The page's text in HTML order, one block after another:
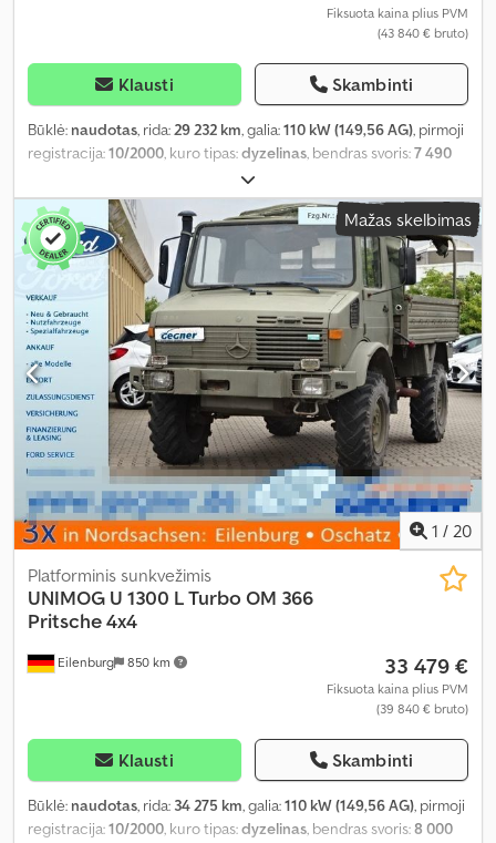
Fiksuota kaina plius PVM
(43 840 € bruto)
Klausti Skambinti
Būklė: naudotas, rida:29 232 km, galia:110 kW (149,56 AG), pirmoji
registracija:10/2000, kuro tipas:dyzelinas, bendras svoris:7 490
mechaninis
sėdimų vietų skaičius:3, Gamybos metai:2000, Įranga:visų
varančiųjų ratų pavara, Mažas skelbimas
1 / 20
Eilenburg 850 km
Platforminis sunkvežimis
UNIMOG U 1300 L Turbo OM 366
Pritsche 4x4
33 479 €
Fiksuota kaina plius PVM
(39 840 € bruto)
Klausti Skambinti
Būklė: naudotas, rida: 34 275 km, galia:110 kW (149,56 AG), pirmoji
registracija:10/2000, kuro tipas:dyzelinas, bendras svoris:8 000